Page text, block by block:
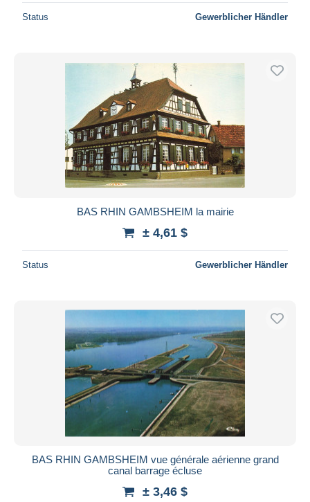
Status Gewerblicher Händler
BAS RHIN GAMBSHEIM la mairie
± 4,61 $
Status Gewerblicher Händler
BAS RHIN GAMBSHEIM vue générale aérienne grand
canal barrage écluse
± 3,46 $